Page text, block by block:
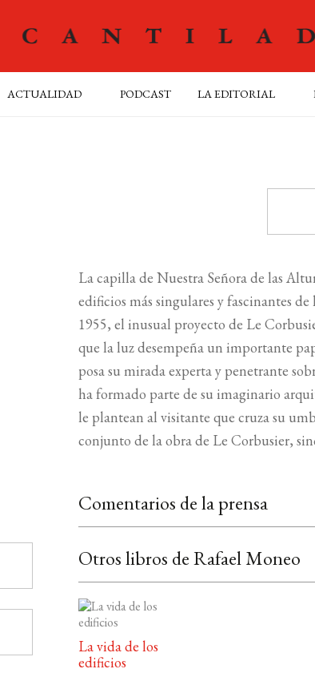
ACTUALIDAD PODCAST LA EDITORIAL
La capilla de Nuestra Señora de las
edificios más singulares y fascinantes
1955, el inusual proyecto de Le
que la luz desempeña un importante
posa su mirada experta y penetrante
ha formado parte de su imaginario
le plantean al visitante que cruza su
conjunto de la obra de Le Corbusier,
Comentarios de la prensa
Otros libros de Rafael Moneo
La vida de los
edificios